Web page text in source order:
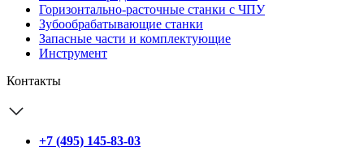
Горизонтально-расточные станки с ЧПУ
Зубообрабатывающие станки
Запасные части и комплектующие
Инструмент
Контакты
+7 (495) 145-83-03